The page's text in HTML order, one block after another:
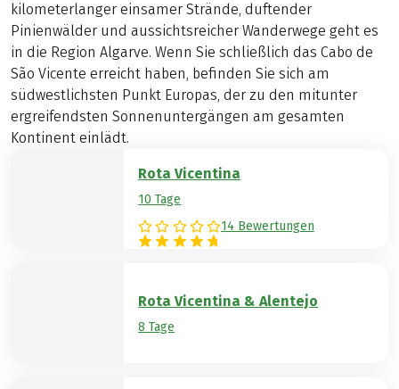
kilometerlanger einsamer Strände, duftender
Pinienwälder und aussichtsreicher Wanderwege geht es
in die Region Algarve. Wenn Sie schließlich das Cabo de
São Vicente erreicht haben, befinden Sie sich am
südwestlichsten Punkt Europas, der zu den mitunter
ergreifendsten Sonnenuntergängen am gesamten
Kontinent einlädt.
Rota Vicentina
10 Tage
14 Bewertungen
Rota Vicentina & Alentejo
8 Tage